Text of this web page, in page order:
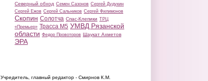
Северный обход Семен Сазонов Сергей Дудукин
Сергей Ежов Сергей Сальников Сергей Филимонов
Скопин Солотча Спас-Клепики ТРЦ
«Премьер» Трасса М5 УМВД Рязанской
области Федор Провоторов Шаукат Ахметов
ЭРА
Учредитель, главный редактор - Смирнов К.М.